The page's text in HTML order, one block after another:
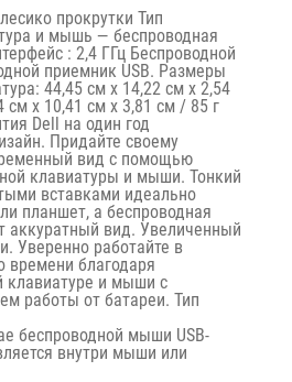
прокрутки Тип
и мышь — беспроводная
: 2,4 ГГц Беспроводной
приемник USB. Размеры
44,45 см x 14,22 см x 2,54
х 10,41 см х 3,81 см / 85 г
Dell на один год
Придайте своему
вид с помощью
клавиатуры и мыши. Тонкий
вставками идеально
планшет, а беспроводная
аккуратный вид. Увеличенный
Уверенно работайте в
времени благодаря
клавиатуре и мыши с
работы от батареи. Тип
беспроводной мыши USB-
внутри мыши или